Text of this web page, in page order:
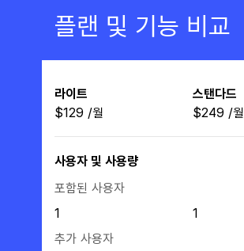
플랜 및 기능 비교
라이트
$129 /월
스탠다드
$249 /월
사용자 및 사용량
포함된 사용자
1
1
추가 사용자